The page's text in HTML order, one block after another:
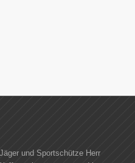
und Sportschütze Herr